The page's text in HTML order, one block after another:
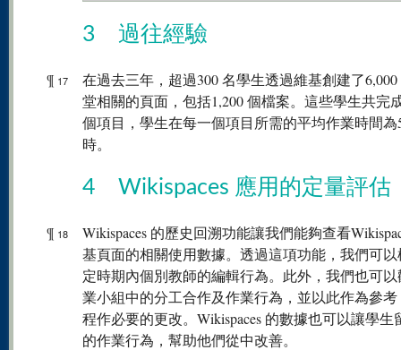
3 過往經驗
¶ 17
在過去三年，超過300 名學生透過維基創建了
堂相關的頁面，包括1,200 個檔案。這些學生共完
個項目，學生在每一個項目所需的平均作業時間為
時。
4 Wikispaces 應用的定量評估
¶ 18
Wikispaces 的歷史回溯功能讓我們能夠查看
基頁面的相關使用數據。透過這項功能，我們可
定時期內個別教師的編輯行為。此外，我們也可
業小組中的分工合作及作業行為，並以此作為參
程作必要的更改。Wikispaces 的數據也可以讓學生
的作業行為，幫助他們從中改善。